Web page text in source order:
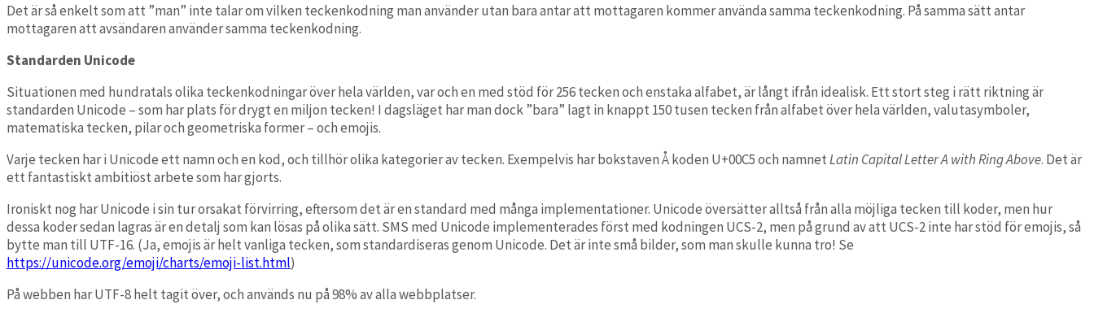
Det är så enkelt som att ”man” inte talar om vilken teckenkodning man använder utan bara antar att mottagaren kommer använda samma teckenkodning. På samma sätt antar
mottagaren att avsändaren använder samma teckenkodning.
Standarden Unicode
Situationen med hundratals olika teckenkodningar över hela världen, var och en med stöd för 256 tecken och enstaka alfabet, är långt ifrån idealisk. Ett stort steg i rätt riktning är
standarden Unicode – som har plats för drygt en miljon tecken! I dagsläget har man dock ”bara” lagt in knappt 150 tusen tecken från alfabet över hela världen, valutasymboler,
matematiska tecken, pilar och geometriska former – och emojis.
Varje tecken har i Unicode ett namn och en kod, och tillhör olika kategorier av tecken. Exempelvis har bokstaven Å koden U+00C5 och namnetLatin Capital Letter A with Ring Above. Det är
ett fantastiskt ambitiöst arbete som har gjorts.
Ironiskt nog har Unicode i sin tur orsakat förvirring, eftersom det är en standard med många implementationer. Unicode översätter alltså från alla möjliga tecken till koder, men hur
dessa koder sedan lagras är en detalj som kan lösas på olika sätt. SMS med Unicode implementerades först med kodningen UCS-2, men på grund av att UCS-2 inte har stöd för emojis, så
bytte man till UTF-16. (Ja, emojis är helt vanliga tecken, som standardiseras genom Unicode. Det är inte små bilder, som man skulle kunna tro! Se
https://unicode.org/emoji/charts/emoji-list.html)
På webben har UTF-8 helt tagit över, och används nu på 98% av alla webbplatser.